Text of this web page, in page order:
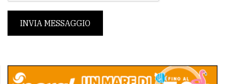
INVIA MESSAGGIO